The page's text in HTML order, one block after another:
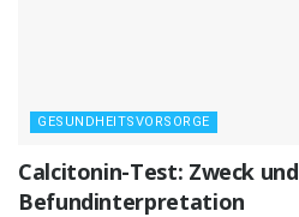
GESUNDHEITSVORSORGE
Calcitonin-Test: Zweck und
Befundinterpretation